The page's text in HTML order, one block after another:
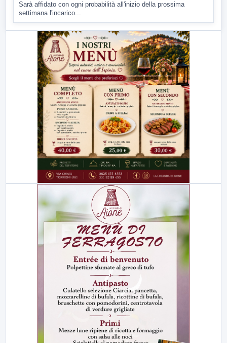
Sarà affidato con ogni probabilità all'inizio della prossima
settimana l'incarico...